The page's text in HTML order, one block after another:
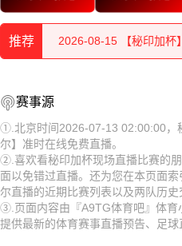
推荐
2026-08-15 【秘印加杯
2026-08-15 【秘印加杯
2026-08-15 【秘印加杯
2026-08-15 【秘印加杯
2026-08-15 【秘印加杯
2026-08-15 【秘印加杯
2026-08-15 【秘印加杯
2026-08-15 【秘印加杯
赛事源
①.北京时间2026-07-13 02:00:00，
尔】准时在线免费直播。
②.喜欢看秘印加杯现场直播比赛的
面以免错过直播。还为您在本页面
尔直播的近期比赛列表以及两队历史
③.页面内容由『A9TG体育吧』体育
提供最新的体育赛事直播预告、足球